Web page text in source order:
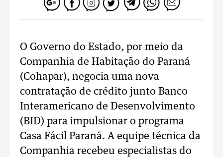
O Governo do Estado, por meio da
Companhia de Habitação do Paraná
(Cohapar), negocia uma nova
contratação de crédito junto Banco
Interamericano de Desenvolvimento
(BID) para impulsionar o programa
Casa Fácil Paraná. A equipe técnica da
Companhia recebeu especialistas do